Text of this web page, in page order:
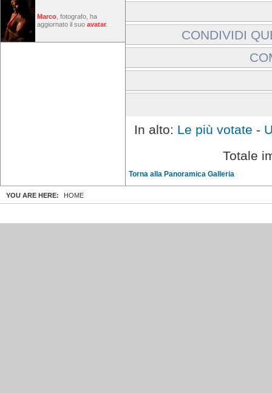
CONDIVIDI
Includi immagine:
Gli ospiti non possono
In alto: Le più votate -
Totale
Torna alla Panoramica Galleria
Marco , fotografo, ha
aggiornato il suo avatar
YOU ARE HERE: HOME